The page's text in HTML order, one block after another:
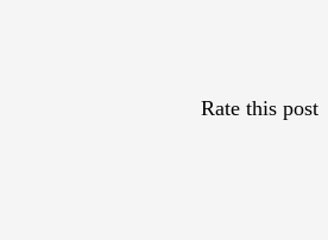
Rate this post